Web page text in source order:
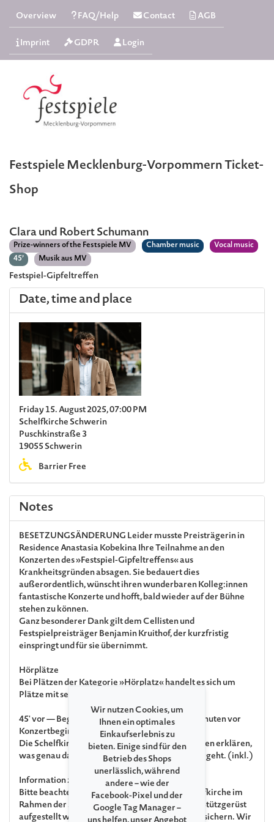
Overview FAQ/Help Contact AGB
Imprint GDPR Login
Festspiele Mecklenburg-Vorpommern Ticket-
Shop
Clara und Robert Schumann
Prize-winners of the Festspiele MV Chamber music
Vocal music
45’
Musik aus MV
Festspiel-Gipfeltreffen
Date, time and place
Friday 15. August 2025, 07:00 PM
Schelfkirche Schwerin
Puschkinstraße 3
19055 Schwerin
Barrier Free
Notes
BESETZUNGSÄNDERUNG Leider musste Preisträgerin in
Residence Anastasia Kobekina Ihre Teilnahme an den
Konzerten des »Festspiel-Gipfeltreffens« aus
Krankheitsgründen absagen. Sie bedauert dies
außerordentlich, wünscht ihren wunderbaren Kolleg:innen
fantastische Konzerte und hofft, bald wieder auf der Bühne
stehen zu können.
Ganz besonderer Dank gilt dem Cellisten und
Festspielpreisträger Benjamin Kruithof, der kurzfristig
einspringt und für sie übernimmt.
Hörplätze
Bei Plätzen der Kategorie »Hörplatz« handelt es sich um
Plätze mit sehr stark eingeschränkter Sicht.
45' vor — Begegnungen & Wissenswertes 45 Minuten vor
Konzertbeginn
Die Schelfkirche hat einen Dachschaden! Experten erklären,
was genau das Problem ist und wie es nun weitergeht. (inkl.)
Information zum Spielort
Bitte beachten Sie, dass in der Vierung der Schelfkirche im
Rahmen der Schwammsanierung ein massives Stützgerüst
aufgestellt wurde, um den Dachstuhl statisch zu sichern. Wir
Wir nutzen Cookies, um
Ihnen ein optimales
Einkaufserlebnis zu
bieten. Einige sind für den
Betrieb des Shops
unerlässlich, während
andere – wie der
Facebook-Pixel und der
Google Tag Manager –